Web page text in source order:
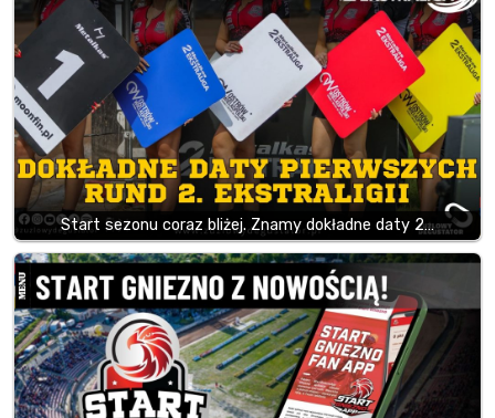
Start sezonu coraz bliżej. Znamy dokładne daty 2…